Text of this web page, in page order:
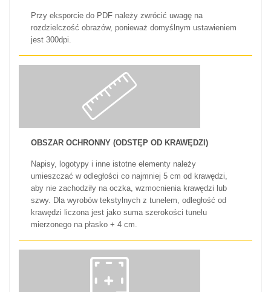
Przy eksporcie do PDF należy zwrócić uwagę na
rozdzielczość obrazów, ponieważ domyślnym ustawieniem
jest 300dpi.
OBSZAR OCHRONNY (ODSTĘP OD KRAWĘDZI)
Napisy, logotypy i inne istotne elementy należy
umieszczać w odległości co najmniej 5 cm od krawędzi,
aby nie zachodziły na oczka, wzmocnienia krawędzi lub
szwy. Dla wyrobów tekstylnych z tunelem, odległość od
krawędzi liczona jest jako suma szerokości tunelu
mierzonego na płasko + 4 cm.